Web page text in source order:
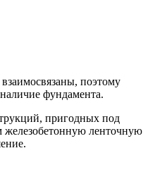
поэтому
фундамента.
пригодных под
железобетонную ленточную